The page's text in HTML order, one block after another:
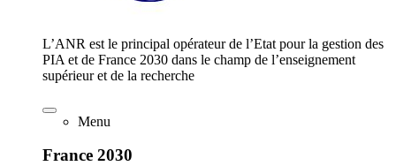
L’ANR est le principal opérateur de l’Etat pour la gestion des
PIA et de France 2030 dans le champ de l’enseignement
supérieur et de la recherche
Menu
France 2030